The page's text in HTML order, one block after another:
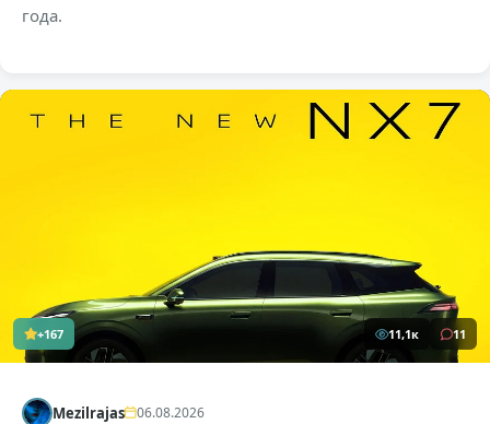
года.
+167 11,1к 11
Mezilrajas 06.08.2026